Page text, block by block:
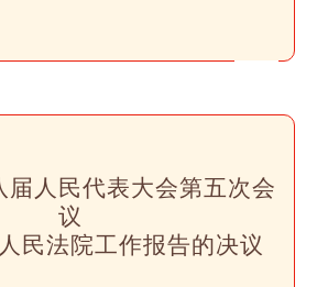
届人民代表大会第五次会
议
民法院工作报告的决议